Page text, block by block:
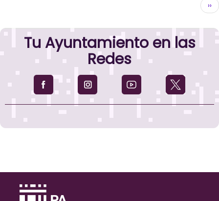
en
el
adscrita
parte
Local
››
Tu Ayuntamiento en las
Redes